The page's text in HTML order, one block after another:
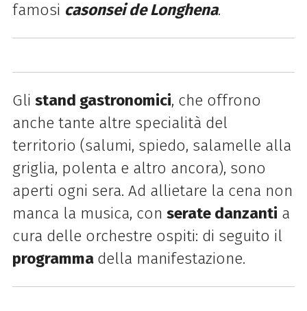
famosi casonsei de Longhena.
Gli stand gastronomici, che offrono
anche tante altre specialità del
territorio (salumi, spiedo, salamelle alla
griglia, polenta e altro ancora), sono
aperti ogni sera. Ad allietare la cena non
manca la musica, con serate danzanti a
cura delle orchestre ospiti: di seguito il
programma della manifestazione.